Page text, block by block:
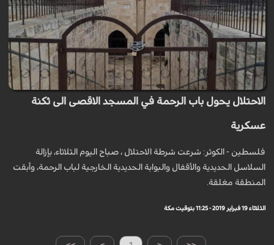
الاحتلال يحول باب الرحمة في المسجد الاقصى الى ثكنة
عسكرية
فلسطين - الكوثر: شرعت شرطة الاحتلال ، صباح اليوم الثلاثاء، بإزالة
السلاسل الحديدية والأقفال والبوابة الحديدية الخارجية لباب الرحمة، وأبقت
المنطقة مغلقة.
الثلاثاء 19 فبراير 2019 - 11:25 بتوقيت مكة